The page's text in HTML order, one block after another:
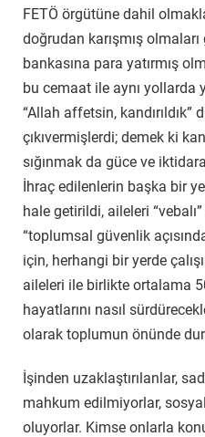
FETÖ örgütüne dahil
doğrudan karışmış
bankasına para yatırmış
bu cemaat ile aynı yollarda
“Allah affetsin, kandırıldık”
çıkıvermişlerdi; demek ki
sığınmak da güce ve
İhraç edilenlerin başka bir
hale getirildi, aileleri
“toplumsal güvenlik
için, herhangi bir yerde
aileleri ile birlikte ortalama
hayatlarını nasıl
olarak toplumun önünde
İşinden uzaklaştırılanlar,
mahkum edilmiyorlar, sosyal
oluyorlar. Kimse onlarla